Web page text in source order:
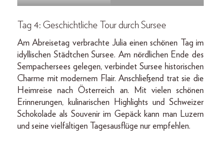
Tag 4: Geschichtliche Tour durch Sursee
Am Abreisetag verbrachte Julia einen schönen Tag im
idyllischen Städtchen Sursee. Am nördlichen Ende des
Sempachersees gelegen, verbindet Sursee historischen
Charme mit modernem Flair. Anschließend trat sie die
Heimreise nach Österreich an. Mit vielen schönen
Erinnerungen, kulinarischen Highlights und Schweizer
Schokolade als Souvenir im Gepäck kann man Luzern
und seine vielfältigen Tagesausflüge nur empfehlen.